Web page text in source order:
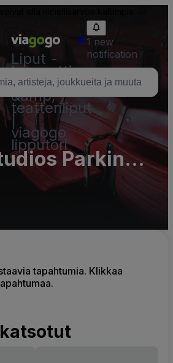
Liput -
konsertti,
urheilu
&amp;
teatteriliput
viagogo
lipputori
1 new
notification
Parking
tapahtumia. Klikkaa